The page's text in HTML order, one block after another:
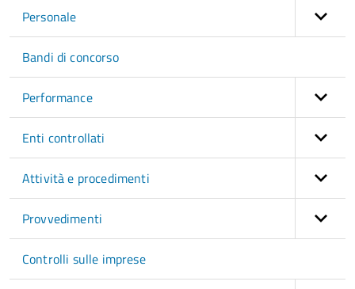
Personale
Bandi di concorso
Performance
Enti controllati
Attività e procedimenti
Provvedimenti
Controlli sulle imprese